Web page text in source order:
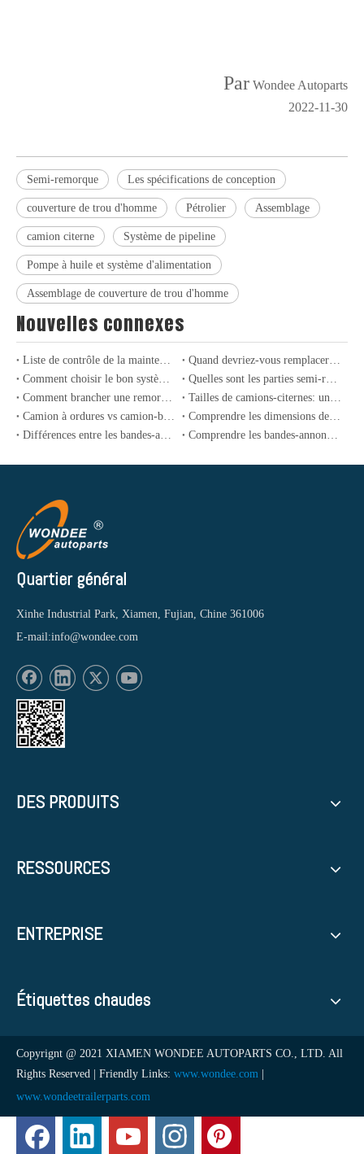
Par Wondee Autoparts
2022-11-30
Semi-remorque Les spécifications de conception
couverture de trou d'homme Pétrolier Assemblage
camion citerne Système de pipeline
Pompe à huile et système d'alimentation
Assemblage de couverture de trou d'homme
Nouvelles connexes
Quartier général
Xinhe Industrial Park, Xiamen, Fujian, Chine 361006
E-mail:info@wondee.com
DES PRODUITS
RESSOURCES
ENTREPRISE
Étiquettes chaudes
Copyrignt @ 2021 XIAMEN WONDEE AUTOPARTS CO., LTD. All
Rights Reserved | Friendly Links: www.wondee.com |
www.wondeetrailerparts.com